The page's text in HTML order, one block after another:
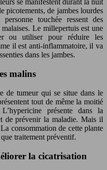
se manifestent durant la nuit
picotements, de jambes lourdes
touchée ressent des
Le millepertuis est une
ou utiliser pour réduire les
il est anti-inflammatoire, il va
dans les jambes.
malins
de tumeur qui se situe dans le
tout de même la moitié
présente dans la
de prévenir la maladie. Mais il
consommation de cette plante
traitement préventif.
la cicatrisation